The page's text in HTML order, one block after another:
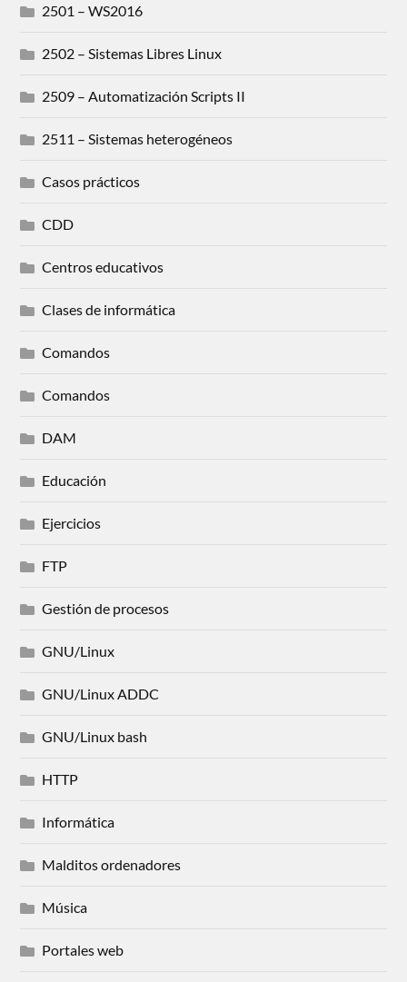
2501 – WS2016
2502 – Sistemas Libres Linux
2509 – Automatización Scripts II
2511 – Sistemas heterogéneos
Casos prácticos
CDD
Centros educativos
Clases de informática
Comandos
Comandos
DAM
Educación
Ejercicios
FTP
Gestión de procesos
GNU/Linux
GNU/Linux ADDC
GNU/Linux bash
HTTP
Informática
Malditos ordenadores
Música
Portales web